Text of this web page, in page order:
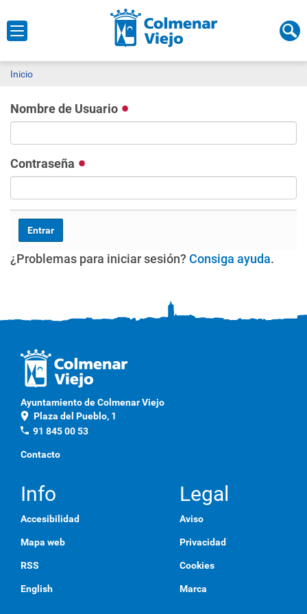
Inicio
Nombre de Usuario
Contraseña
¿Problemas para iniciar sesión? Consiga ayuda.
Ayuntamiento de Colmenar Viejo
location_on Plaza del Pueblo, 1
phone 91 845 00 53
Contacto
Info
Accesibilidad
Mapa web
RSS
English
Legal
Aviso
Privacidad
Cookies
Marca